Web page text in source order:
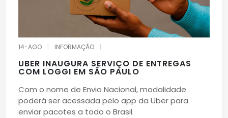
14-AGO INFORMAÇÃO
UBER INAUGURA SERVIÇO DE ENTREGAS
COM LOGGI EM SÃO PAULO
Com o nome de Envio Nacional, modalidade
poderá ser acessada pelo app da Uber para
enviar pacotes a todo o Brasil.